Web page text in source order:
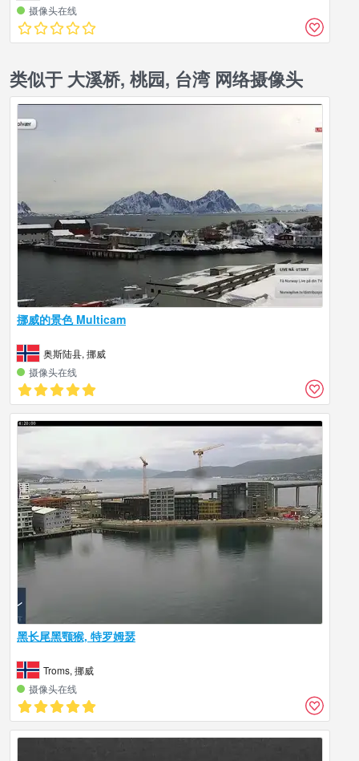
摄像头在线
类似于 大溪桥, 桃园, 台湾 网络摄像头
挪威的景色 Multicam
奥斯陆县, 挪威
摄像头在线
黑长尾黑颚猴, 特罗姆瑟
Troms, 挪威
摄像头在线